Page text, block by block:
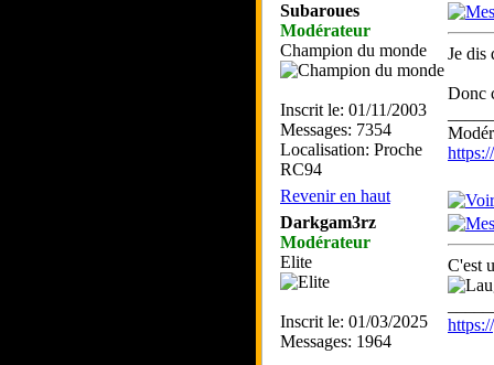
Subaroues
Modérateur
Champion du monde
Inscrit le: 01/11/2003
Messages: 7354
Localisation: Proche
RC94
Je dis
Donc
Revenir en haut
Darkgam3rz
Modérateur
Elite
Inscrit le: 01/03/2025
Messages: 1964
C'est